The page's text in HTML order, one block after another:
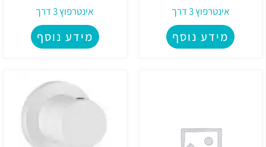
אינטרפוץ 3 דרך
מידע נוסף
אינטרפוץ 3 דרך
מידע נוסף